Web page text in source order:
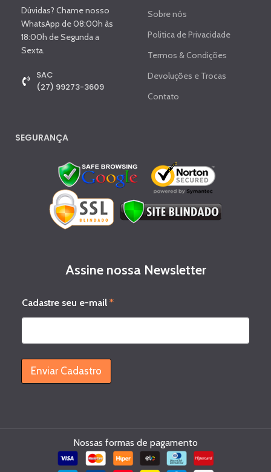
Dúvidas? Chame nosso
WhatsApp de 08:00h às
18:00h de Segunda a
Sexta.
SAC
(27) 99273-3609
Sobre nós
Politica de Privacidade
Termos & Condições
Devoluções e Trocas
Contato
SEGURANÇA
Assine nossa Newsletter
-
m
i
e
m
Cadastre seu e-mail*
Enviar Cadastro
Nossas formas de pagamento